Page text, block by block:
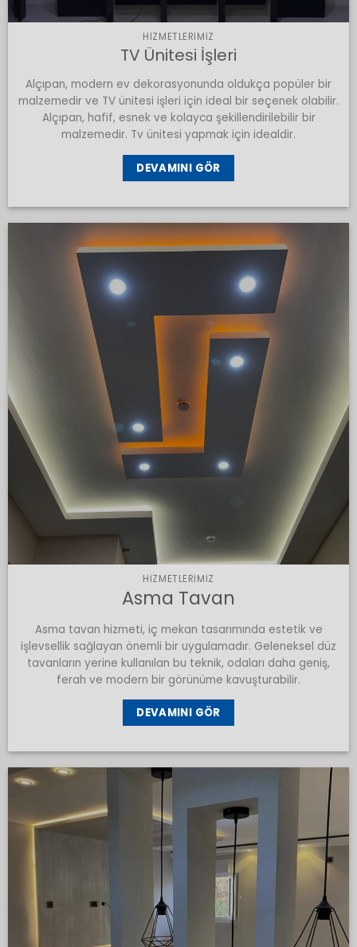
HIZMETLERIMIZ
TV Ünitesi İşleri
Alçıpan, modern ev dekorasyonunda oldukça popüler bir
malzemedir ve TV ünitesi işleri için ideal bir seçenek olabilir.
Alçıpan, hafif, esnek ve kolayca şekillendirilebilir bir
malzemedir. Tv ünitesi yapmak için idealdir.
DEVAMINI GÖR
HIZMETLERIMIZ
Asma Tavan
Asma tavan hizmeti, iç mekan tasarımında estetik ve
işlevsellik sağlayan önemli bir uygulamadır. Geleneksel düz
tavanların yerine kullanılan bu teknik, odaları daha geniş,
ferah ve modern bir görünüme kavuşturabilir.
DEVAMINI GÖR